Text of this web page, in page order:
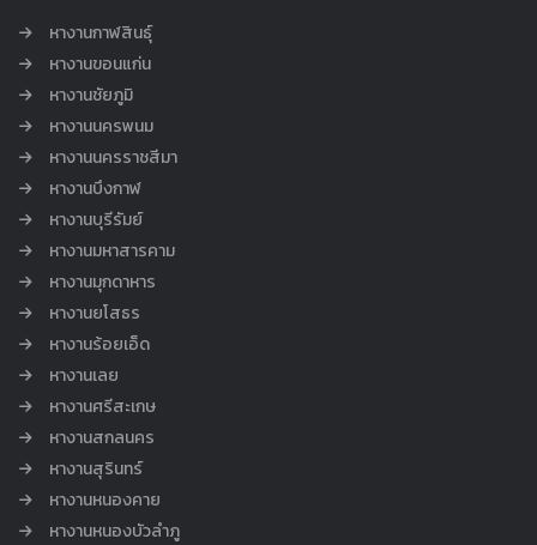
หางานกาฬสินธุ์
หางานขอนแก่น
หางานชัยภูมิ
หางานนครพนม
หางานนครราชสีมา
หางานบึงกาฬ
หางานบุรีรัมย์
หางานมหาสารคาม
หางานมุกดาหาร
หางานยโสธร
หางานร้อยเอ็ด
หางานเลย
หางานศรีสะเกษ
หางานสกลนคร
หางานสุรินทร์
หางานหนองคาย
หางานหนองบัวลำภู